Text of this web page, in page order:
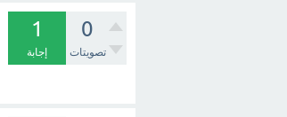
0
تصويتات
1
إجابة